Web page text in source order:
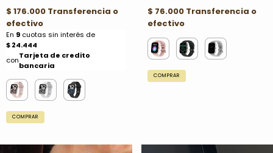
COMPRAR
COMPRAR